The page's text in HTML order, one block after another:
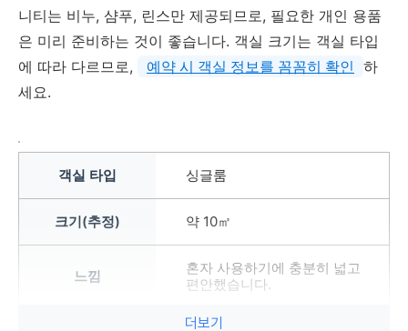
니티는 비누, 샴푸, 린스만 제공되므로, 필요한 개인 용품
은 미리 준비하는 것이 좋습니다. 객실 크기는 객실 타입
에 따라 다르므로,
예약 시 객실 정보를 꼼꼼히 확인 하
세요.
싱글룸
약 10㎡
혼자 사용하기에 충분히 넓고
편안했습니다.
더보기